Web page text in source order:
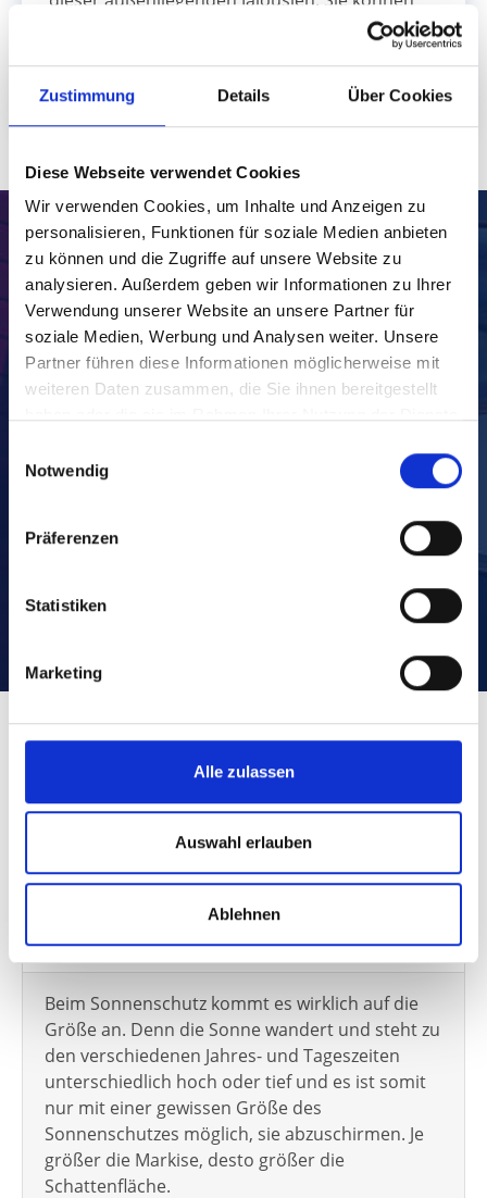
Zustimmung Details Über Cookies
Diese Webseite verwendet Cookies
Wir verwenden Cookies, um Inhalte und Anzeigen zu
personalisieren, Funktionen für soziale Medien anbieten
zu können und die Zugriffe auf unsere Website zu
analysieren. Außerdem geben wir Informationen zu Ihrer
Verwendung unserer Website an unsere Partner für
soziale Medien, Werbung und Analysen weiter. Unsere
Partner führen diese Informationen möglicherweise mit
weiteren Daten zusammen, die Sie ihnen bereitgestellt
Notwendig
Präferenzen
Statistiken
Marketing
Alle zulassen
Auswahl erlauben
Ablehnen
zwischen verschiedenen Materialien sowie den
mehr lesen
REFERENZEN
FAQ
Hier finden Sie Antworten auf Ihre Frage zum Thema
Markisen & Sonnenschutz
Welcher Sonnenschutz eignet sich für
meine Terrasse?
Beim Sonnenschutz kommt es wirklich auf die
Größe an. Denn die Sonne wandert und steht zu
den verschiedenen Jahres- und Tageszeiten
unterschiedlich hoch oder tief und es ist somit
nur mit einer gewissen Größe des
Sonnenschutzes möglich, sie abzuschirmen. Je
größer die Markise, desto größer die
Schattenfläche.